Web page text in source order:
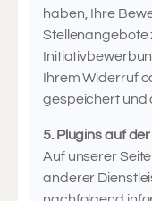
haben, Ihre
Stellenangebote
Ihrem Widerruf
gespeichert und
5. Plugins auf
Auf unserer
anderer